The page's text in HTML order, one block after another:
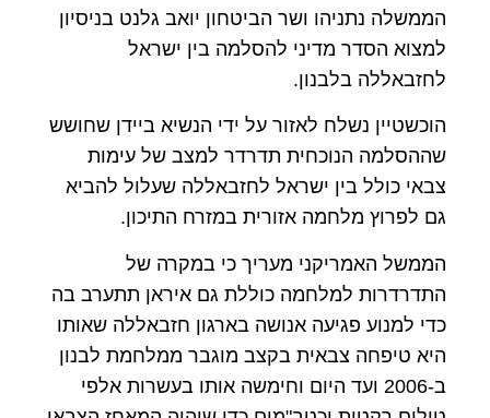
הממשלה נתניהו ושר הביטחון יואב גלנט בניסיון
למצוא הסדר מדיני להסלמה בין ישראל
לחזבאללה בלבנון.
הוכשטיין נשלח לאזור על ידי הנשיא ביידן שחושש
שההסלמה הנוכחית תדרדר למצב של עימות
צבאי כולל בין ישראל לחזבאללה שעלול להביא
גם לפרוץ מלחמה אזורית במזרח התיכון.
הממשל האמריקני מעריך כי במקרה של
התדרדרות למלחמה כוללת גם איראן תתערב בה
כדי למנוע פגיעה אנושה בארגון חזבאללה שאותו
היא טיפחה צבאית בקצב מוגבר ממלחמת לבנון
ב-2006 ועד היום וחימשה אותו בעשרות אלפי